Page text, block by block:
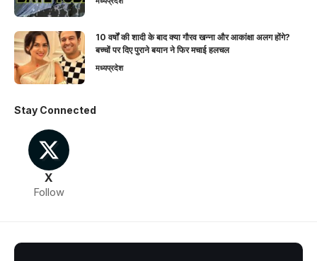
10 वर्षों की शादी के बाद क्या गौरव खन्ना और आकांक्षा अलग होंगे?
बच्चों पर दिए पुराने बयान ने फिर मचाई हलचल
मध्यप्रदेश
Stay Connected
X
Follow